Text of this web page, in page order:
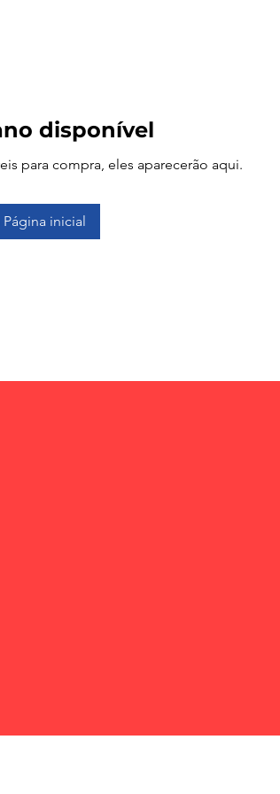
disponível
para compra, eles aparecerão aqui.
Página inicial